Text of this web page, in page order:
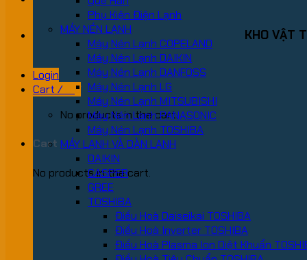
KHO VẬT
Login
Cart /
₫
No products in the cart.
Cart
No products in the cart.
Phụ Kiện Điện Lạnh
MÁY NÉN LẠNH
Máy Nén Lạnh COPELAND
Máy Nén Lạnh DAIKIN
Máy Nén Lạnh DANFOSS
Máy Nén Lạnh LG
Máy Nén Lạnh MITSUBISHI
Máy Nén Lạnh PANASONIC
Máy Nén Lạnh TOSHIBA
MÁY LẠNH VÀ DÀN LẠNH
DAIKIN
CASPER
GREE
TOSHIBA
Điều Hoà Daiseikai TOSHIBA
Điều Hoà Inverter TOSHIBA
Điều Hoà Plasma Ion Diệt Khuẩn